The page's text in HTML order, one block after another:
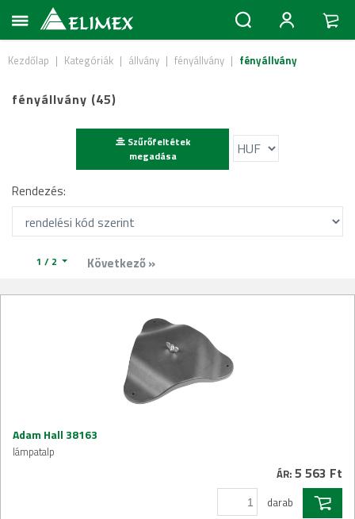
Kezdőlap | Kategóriák | állvány | fényállvány | fényállvány
fényállvány (45)
Szűrőfeltétek
megadása
Rendezés:
1 / 2 Következő »
Adam Hall 38163
lámpatalp
ÁR: 5 563 Ft
darab